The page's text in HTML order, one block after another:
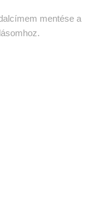
mentése a